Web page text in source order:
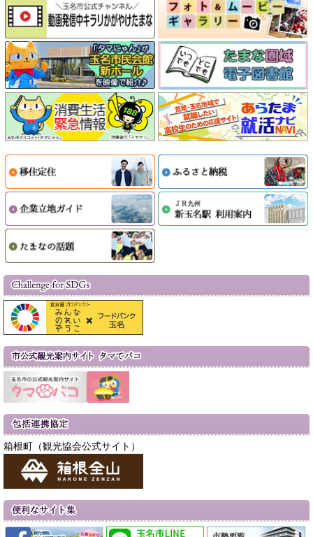
箱根町（観光協会公式サイト）